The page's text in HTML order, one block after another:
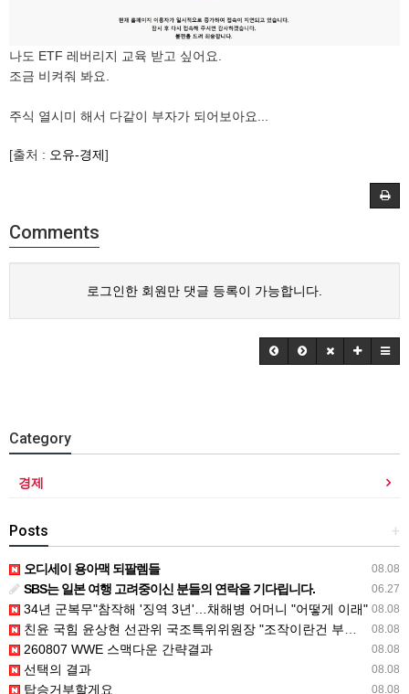
나도 ETF 레버리지 교육 받고 싶어요.
조금 비켜줘 봐요.
주식 열시미 해서 다같이 부자가 되어보아요...
[출처 : 오유-경제]
Comments
로그인한 회원만 댓글 등록이 가능합니다.
Category
경제
+
Posts
08.08
오디세이 용아맥 되팔렘들
06.27
SBS는 일본 여행 고려중이신 분들의 연락을 기다립니다.
08.08
34년 군복무"참작해 '징역 3년'…채해병 어머니 "어떻게 이래"
08.08
친윤 국힘 윤상현 선관위 국조특위위원장 "조작이란건 부정선거 선동"
08.08
260807 WWE 스맥다운 간략결과
08.08
선택의 결과
08.08
탑승거부할게요